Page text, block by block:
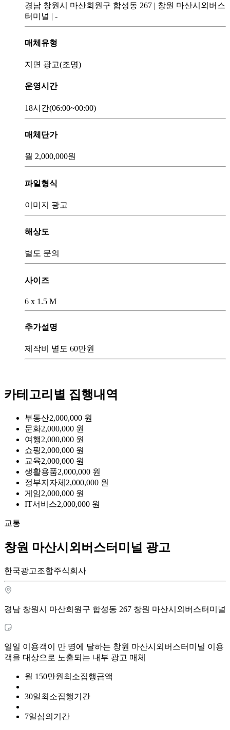
경남 창원시 마산회원구 합성동 267 | 창원 마산시외버스
터미널 | -
매체유형
지면 광고(조명)
운영시간
18시간(06:00~00:00)
매체단가
월 2,000,000원
파일형식
이미지 광고
해상도
별도 문의
사이즈
6 x 1.5 M
추가설명
제작비 별도 60만원
카테고리별 집행내역
부동산2,000,000 원
문화2,000,000 원
여행2,000,000 원
쇼핑2,000,000 원
교육2,000,000 원
생활용품2,000,000 원
정부지자체 2,000,000 원
게임2,000,000 원
IT서비스2,000,000 원
교통
창원 마산시외버스터미널 광고
한국광고조합주식회사
경남 창원시 마산회원구 합성동 267 창원 마산시외버스터미널
일일 이용객이 만 명에 달하는 창원 마산시외버스터미널 이용
객을 대상으로 노출되는 내부 광고 매체
월 150만원 최소집행금액
30일최소집행기간
7일심의기간